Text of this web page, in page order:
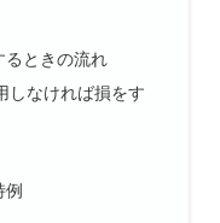
るときの流れ
しなければ損をす